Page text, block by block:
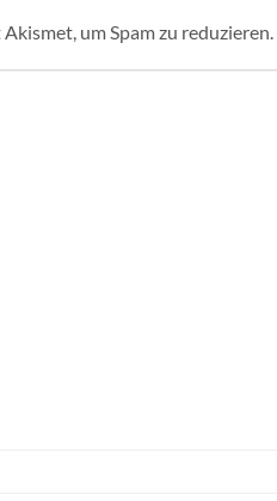
um Spam zu reduzieren.